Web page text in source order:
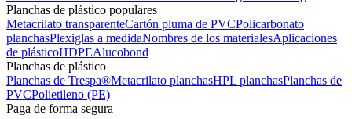
Planchas de plástico populares
Metacrilato transparenteCartón pluma de PVCPolicarbonato
planchasPlexiglas a medidaNombres de los materialesAplicaciones
de plásticoHDPEAlucobond
Planchas de plástico
Planchas de Trespa®Metacrilato planchasHPL planchasPlanchas de
PVCPolietileno (PE)
Paga de forma segura